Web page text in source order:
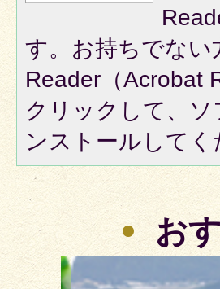
す。お持ちでない
Reader（Acrobat
クリックして、
ンストールしてく
お
2